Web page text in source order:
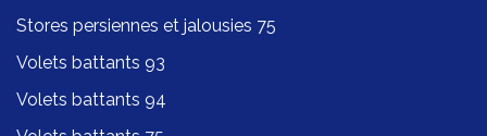
Stores persiennes et jalousies 75
Volets battants 93
Volets battants 94